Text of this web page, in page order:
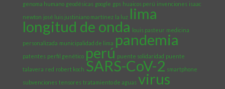
genoma humano geodésicas google gps huaicos perú invenciones isaac
newton josé luis justiniano martínez la luz lima
longitud de onda louis pasteur medicina
personalizada municipalidad de lima pandemia
patentes perfil genético perú puente solidaridad puente
talavera red robert koch SARS-CoV-2 smartphone
subvenciones tensores tratamiento de aguas virus